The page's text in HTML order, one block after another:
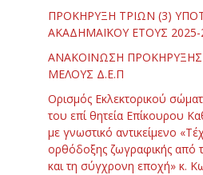
ΠΡΟΚΗΡΥΞΗ ΤΡΙΩΝ (3)
ΑΚΑΔΗΜΑΪΚΟΥ ΕΤΟΥΣ 2025-
ΑΝΑΚΟΙΝΩΣΗ ΠΡΟΚΗΡΥΞΗΣ
ΜΕΛΟΥΣ Δ.Ε.Π
Ορισμός Εκλεκτορικού
του επί θητεία Επίκουρου
με γνωστικό αντικείμενο
ορθόδοξης ζωγραφικής από
και τη σύγχρονη εποχή» κ.